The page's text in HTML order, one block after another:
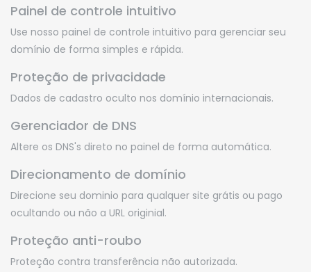
Painel de controle intuitivo
Use nosso painel de controle intuitivo para gerenciar seu
domínio de forma simples e rápida.
Proteção de privacidade
Dados de cadastro oculto nos domínio internacionais.
Gerenciador de DNS
Altere os DNS's direto no painel de forma automática.
Direcionamento de domínio
Direcione seu dominio para qualquer site grátis ou pago
ocultando ou não a URL originial.
Proteção anti-roubo
Proteção contra transferência não autorizada.